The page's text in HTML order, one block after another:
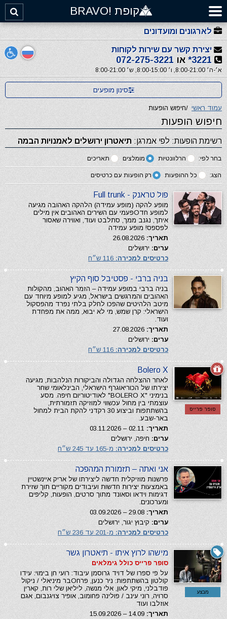
קופת !BRAVO
לארגונים ומועדונים
יצירת קשר עם שירות לקוחות
3221* או 072-275-3221
א׳-ה׳ 8:00-21:00, ו׳ 8:00-15:00, ש׳ 8:00-21:00
סינון מופעים
עמוד ראשי /חיפוש הופעות
חיפוש הופעות
רשימת הופעות: לפי אמרגן: תיאטרון ירושלים לאמנויות הבמה
בחר לפי: הרלוונטיות מומלצים תאריכים
הצג: כל ההופעות רק הופעות עם כרטיסים
פול טראנק - Full trunk
מופע להקה (מופע עמידה) הלהקה האהובה מגיעה
למופע חדОפעמי עם השירים האהובים אין מילים
איתך, נגנב ממך, סתלבט ועוד, ואווירה שאסור
לפספס! מופע עמידה
תאריך:
ערים: ירושלים
כרטיסים למכירה:
בניה ברבי - פסטיבל סוף הקיץ
בניה ברבי במופע עמידה – הזמר האהוב, מהקולות
האהובים והמרגשים בישראל, מגיע למופע מיוחד עם
מיטב הלהיטים שהפכו לחלק בלתי נפרד מהפסקול
הישראלי: קרן שמש, מי לא יבוא, ממה את מפחדת
ועוד.
תאריך:
ערים: ירושלים
כרטיסים למכירה:
סופר פרייס
Bolero X
לאחר ההצלחה הגדולה והביקורות הנלהבות, מגיעה
יצירתו של הכוריאוגרף הישראלי, הבינלאומי שחר
בנימיני "BOLERO X" לאודיטוריום חיפה. מסע
עוצמתי בין מחול עכשווי למוזיקה תזמורתית,
בהשתתפות וביצוע 30 רקדני להקת הבית למחול
באר-שבע.
תאריך:
ערים: חיפה, ירושלים
כרטיסים למכירה: מ-165 עד 245 ש״ח
אני ואתה – תזמורת המהפכה
פרשנות מוזיקלית חדשה ליצירתו של אריק איינשטיין
באמצעות יצירות חדשות ועיבודים מקוריים תוך שזירת
דגימות וידאו וסאונד מתוך סרטים, הופעות, קליפים
ומערכונים.
תאריך:
ערים: קיבוץ יגור, ירושלים
כרטיסים למכירה: מ-201 עד 236 ש״ח
מבצע
מישהו לרוץ איתו - תיאטרון גשר
סופר פרייס כולל גימלאים
על פי ספרו של דויד גרוסמן עיבוד: רועי חן בימוי: עידו
קולטון בהשתתפות: ניר כנען, פרחОבר מיניאלי / ניקול
פודבלני, מיקי לאון, אלי מנשה, ליליאן שלי רות, קארין
סרויה, רוני עינב / פולינה פחומוב, אופיר צויגנבום, אגם
אוזלבו ועוד
תאריך: